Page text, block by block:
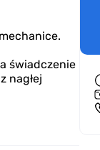
świadczenie
nagłej